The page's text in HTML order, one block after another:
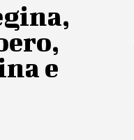
e